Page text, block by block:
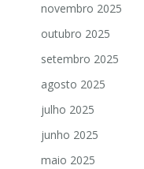
novembro 2025
outubro 2025
setembro 2025
agosto 2025
julho 2025
junho 2025
maio 2025